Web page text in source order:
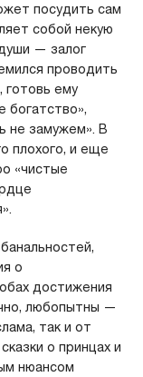
посудить сам
собой некую
— залог
проводить
готовь ему
богатство»,
не замужем». В
плохого, и еще
«чистые
о
достижения
любопытны —
так и от
о принцах и
нюансом